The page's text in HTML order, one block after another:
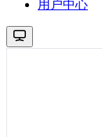
用户中心